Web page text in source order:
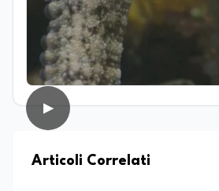
accessibile e basata
affidabili. Tra le sue
figurano lo sport e la
rappresentano per lei
strumenti di
▶
Articoli Correlati